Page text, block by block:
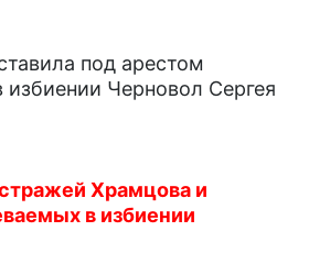
под арестом
избиении Черновол Сергея
Храмцова и
в избиении